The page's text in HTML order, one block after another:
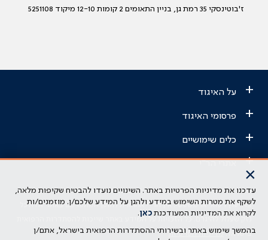
ז'בוטינסקי 35 רמת גן, בניין התאומים 2 קומות 12-10 מיקוד 5251108
+ על האיגוד
+ פרסומי האיגוד
+ כלים שימושיים
+
הבהרה משפטית: כל נושא המופיע באתר זה נועד להשכלה בלבד ואין לראות
בו ייעוץ רפואי או משפטי. אין הר"י אחראית לתוכן המתפרסם באתר זה ולכל
נזק שעלול להיגרם. כל הזכויות על המידע באתר שייכות להסתדרות הרפואית
בישראל.מדיניות הפרטיות
×
עדכנו את מדיניות הפרטיות באתר. השינויים נועדו להבטיח שקיפות מלאה,
לשקף את מטרות השימוש במידע ולהגן על המידע שלכם/ן. מוזמנים/ות
לקרוא את המדיניות המעודכנת כאן.
בהמשך שימוש באתר ובשירותי ההסתדרות הרפואית בישראל, אתם/ן